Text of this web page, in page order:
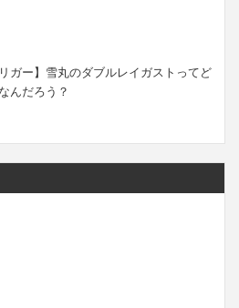
ガー】雪丸のダブルレイガストってど
んだろう？